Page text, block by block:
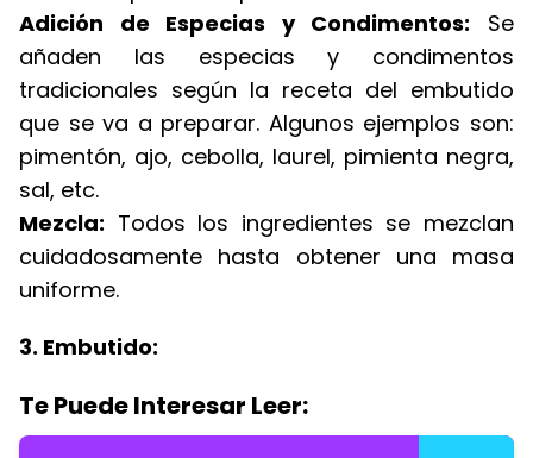
Adición de Especias y Condimentos: Se
añaden las especias y condimentos
tradicionales según la receta del embutido
que se va a preparar. Algunos ejemplos son:
pimentón, ajo, cebolla, laurel, pimienta negra,
sal, etc.
Mezcla: Todos los ingredientes se mezclan
cuidadosamente hasta obtener una masa
uniforme.
3. Embutido:
Te Puede Interesar Leer: